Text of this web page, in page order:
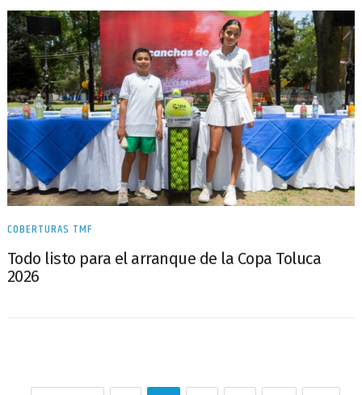
COBERTURAS TMF
Todo listo para el arranque de la Copa Toluca
2026